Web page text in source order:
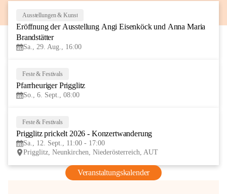
AUG
Ausstellungen & Kunst
Eröffnung der Ausstellung Angi Eisenköck und Anna Maria
Brandstätter
Sa., 29. Aug., 16:00
Feste & Festivals
Pfarrheuriger Prigglitz
So., 6. Sept., 08:00
Feste & Festivals
Prigglitz prickelt 2026 - Konzertwanderung
Sa., 12. Sept., 11:00 - 17:00
Prigglitz, Neunkirchen, Niederösterreich, AUT
Veranstaltungskalender